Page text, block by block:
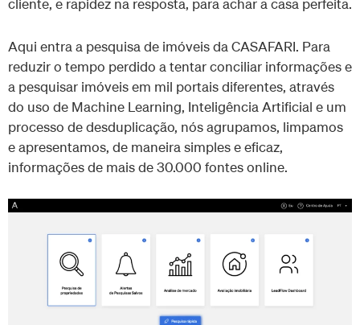
cliente, e rapidez na resposta, para achar a casa perfeita.
Aqui entra a pesquisa de imóveis da CASAFARI. Para
reduzir o tempo perdido a tentar conciliar informações e
a pesquisar imóveis em mil portais diferentes, através
do uso de Machine Learning, Inteligência Artificial e um
processo de desduplicação, nós agrupamos, limpamos
e apresentamos, de maneira simples e eficaz,
informações de mais de 30.000 fontes online.